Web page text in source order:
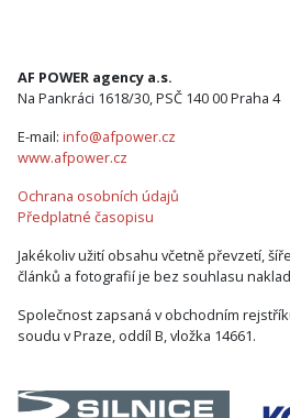
AF POWER agency a.s.
Na Pankráci 1618/30, PSČ 140 00 Praha 4
E-mail: info@afpower.cz
www.afpower.cz
Ochrana osobních údajů
Předplatné časopisu
Jakékoliv užití obsahu včetně převzetí,
článků a fotografií je bez souhlasu
Společnost zapsaná v obchodním
soudu v Praze, oddíl B, vložka 14661.